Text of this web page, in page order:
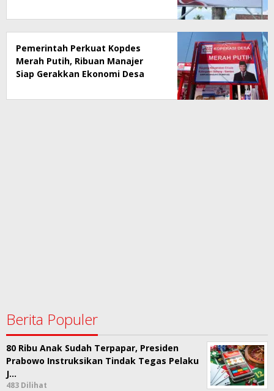
Pemerintah Perkuat Kopdes
Merah Putih, Ribuan Manajer
Siap Gerakkan Ekonomi Desa
Berita Populer
80 Ribu Anak Sudah Terpapar, Presiden
Prabowo Instruksikan Tindak Tegas Pelaku
J…
483 Dilihat